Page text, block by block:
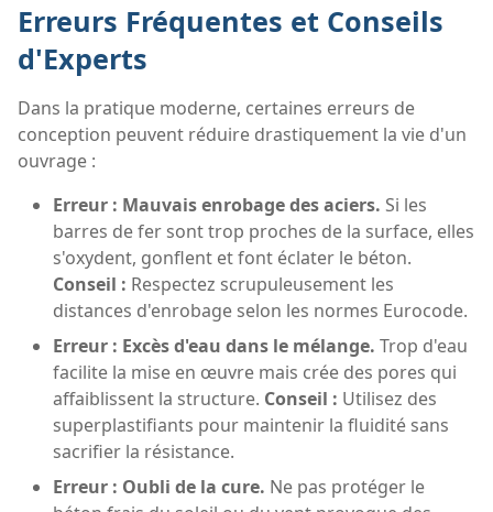
Erreurs Fréquentes et Conseils
d'Experts
Dans la pratique moderne, certaines erreurs de
conception peuvent réduire drastiquement la vie d'un
ouvrage :
Erreur : Mauvais enrobage des aciers. Si les
barres de fer sont trop proches de la surface, elles
s'oxydent, gonflent et font éclater le béton.
Conseil : Respectez scrupuleusement les
distances d'enrobage selon les normes Eurocode.
Erreur : Excès d'eau dans le mélange. Trop d'eau
facilite la mise en œuvre mais crée des pores qui
affaiblissent la structure. Conseil : Utilisez des
superplastifiants pour maintenir la fluidité sans
sacrifier la résistance.
Erreur : Oubli de la cure. Ne pas protéger le